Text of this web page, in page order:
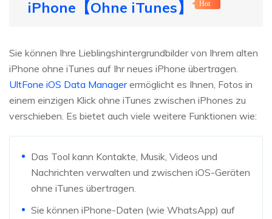
iPhone【Ohne iTunes】
Hot
Sie können Ihre Lieblingshintergrundbilder von Ihrem alten
iPhone ohne iTunes auf Ihr neues iPhone übertragen.
UltFone iOS Data Managerermöglicht es Ihnen, Fotos in
einem einzigen Klick ohne iTunes zwischen iPhones zu
verschieben. Es bietet auch viele weitere Funktionen wie:
Das Tool kann Kontakte, Musik, Videos und
Nachrichten verwalten und zwischen iOS-Geräten
ohne iTunes übertragen.
Sie können iPhone-Daten (wie WhatsApp) auf